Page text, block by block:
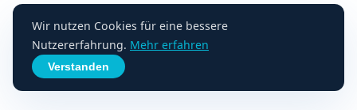
Wir nutzen Cookies für eine bessere
Nutzererfahrung. Mehr erfahren
Verstanden